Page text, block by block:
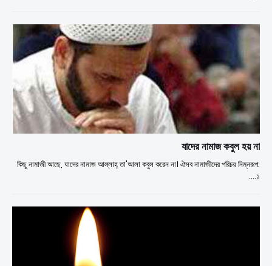
যাদের নামাজ কবুল হয় না
কিছু নামাজী আছে, যাদের নামাজ আল্লাহ্ তা'আলা কবুল করেন না। ঐসব নামাজীদের পরিচয় নিম্নরূপ:
১.…